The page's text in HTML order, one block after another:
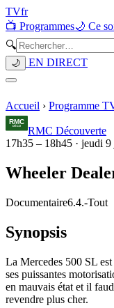
TVfr
📺 Programmes🌙 Ce
🔍
🌙 EN DIRECT
Accueil › Programme
RMC Découverte
17h35 – 18h45 · jeudi 9
Wheeler
Documentaire6.4.-Tout
Synopsis
La Mercedes 500 SL
ses puissantes
en mauvais état et il
revendre plus cher.